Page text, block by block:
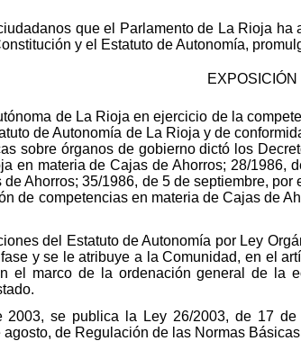
que el Parlamento de La Rioja
y el Estatuto de Autonomía,
de La Rioja en ejercicio de la
de Autonomía de La Rioja y de
sobre órganos de gobierno dictó los
en materia de Cajas de Ahorros; 28/1986,
de Ahorros; 35/1986, de 5 de septiembre,
de competencias en materia de Cajas de
del Estatuto de Autonomía por Ley
y se le atribuye a la Comunidad, en el
el marco de la ordenación general de la
2003, se publica la Ley 26/2003, de 17
agosto, de Regulación de las Normas